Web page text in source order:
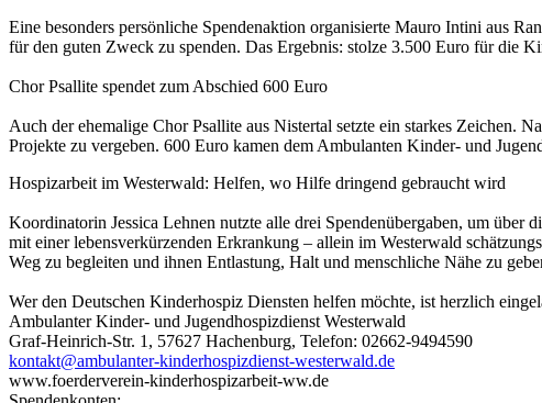
Eine besonders persönliche Spendenaktion organisierte Mauro Intini aus
für den guten Zweck zu spenden. Das Ergebnis: stolze 3.500 Euro für die
Chor Psallite spendet zum Abschied 600 Euro
Auch der ehemalige Chor Psallite aus Nistertal setzte ein starkes Zeichen.
Projekte zu vergeben. 600 Euro kamen dem Ambulanten Kinder- und
Hospizarbeit im Westerwald: Helfen, wo Hilfe dringend gebraucht wird
Koordinatorin Jessica Lehnen nutzte alle drei Spendenübergaben, um
mit einer lebensverkürzenden Erkrankung – allein im Westerwald
Weg zu begleiten und ihnen Entlastung, Halt und menschliche Nähe zu
Wer den Deutschen Kinderhospiz Diensten helfen möchte, ist herzlich
Ambulanter Kinder- und Jugendhospizdienst Westerwald
Graf-Heinrich-Str. 1, 57627 Hachenburg, Telefon: 02662-9494590
kontakt@ambulanter-kinderhospizdienst-westerwald.de
www.foerderverein-kinderhospizarbeit-ww.de